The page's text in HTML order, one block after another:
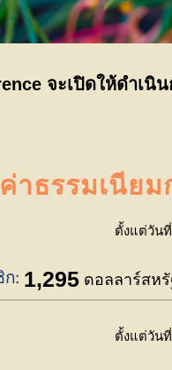
จะเปิดให้ดำเ
ค่าธรรมเนียม
ตั้งแต่วัน
ก: 1,295 ดอลลาร์สหรั
ตั้งแต่วัน